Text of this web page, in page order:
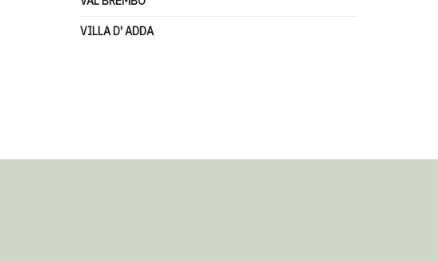
VILLA D' ADDA